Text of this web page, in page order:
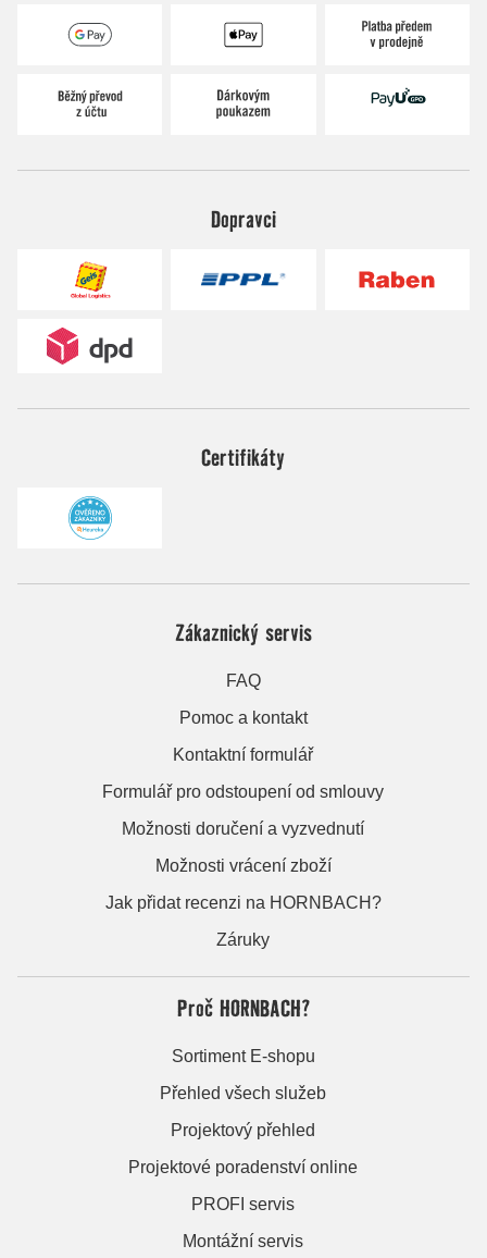
Dopravci
Certifikáty
Zákaznický servis
FAQ
Pomoc a kontakt
Kontaktní formulář
Formulář pro odstoupení od smlouvy
Možnosti doručení a vyzvednutí
Možnosti vrácení zboží
Jak přidat recenzi na HORNBACH?
Záruky
Proč HORNBACH?
Sortiment E-shopu
Přehled všech služeb
Projektový přehled
Projektové poradenství online
PROFI servis
Montážní servis